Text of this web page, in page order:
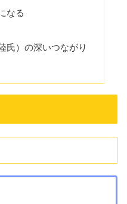
なる
氏）の深いつながり